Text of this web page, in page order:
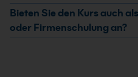
Teilnahmezertifikat.
Kenntnisse im
Prüfungsvorbereitung Kurs .
Ja, wir garantieren die
bestätigten Termine. Der
Kurs findet auch bereits ab
Bieten Sie den Kurs auch
oder Firmenschulung an?